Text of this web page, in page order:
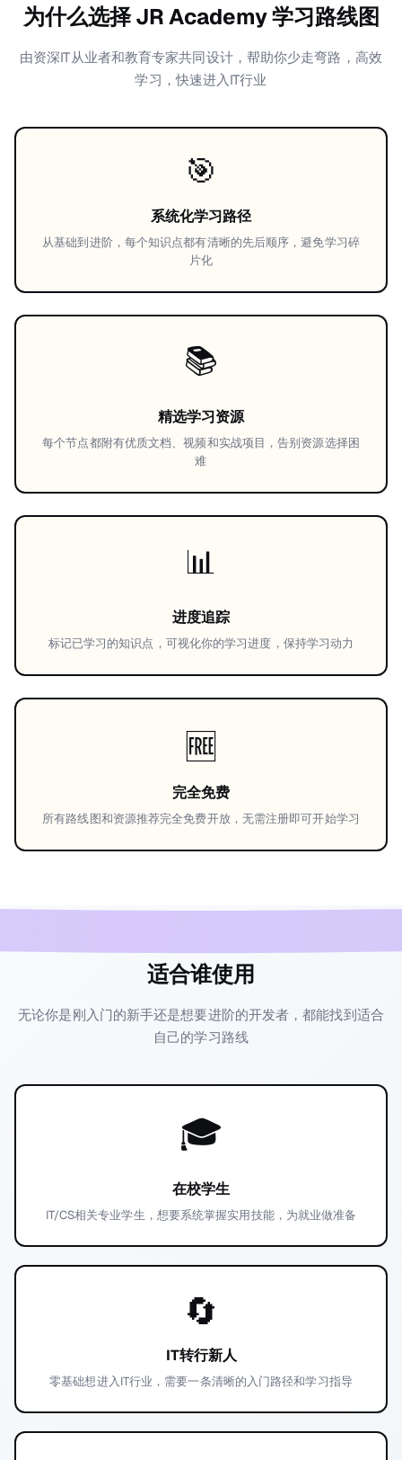
为什么选择 JR Academy 学习路线图
由资深IT从业者和教育专家共同设计，帮助你少走弯路，高效
学习，快速进入IT行业
🎯
系统化学习路径
从基础到进阶，每个知识点都有清晰的先后顺序，避免学习碎
片化
📚
精选学习资源
每个节点都附有优质文档、视频和实战项目，告别资源选择困
难
📊
进度追踪
标记已学习的知识点，可视化你的学习进度，保持学习动力
🆓
完全免费
所有路线图和资源推荐完全免费开放，无需注册即可开始学习
适合谁使用
无论你是刚入门的新手还是想要进阶的开发者，都能找到适合
自己的学习路线
🎓
在校学生
IT/CS相关专业学生，想要系统掌握实用技能，为就业做准备
🔄
IT转行新人
零基础想进入IT行业，需要一条清晰的入门路径和学习指导